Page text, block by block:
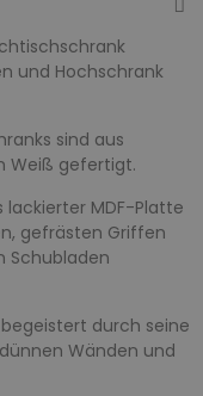
und Hochschrank
sind aus
Weiß gefertigt.
lackierter MDF-Platte
gefrästen Griffen
Schubladen
begeistert durch seine
Wänden und